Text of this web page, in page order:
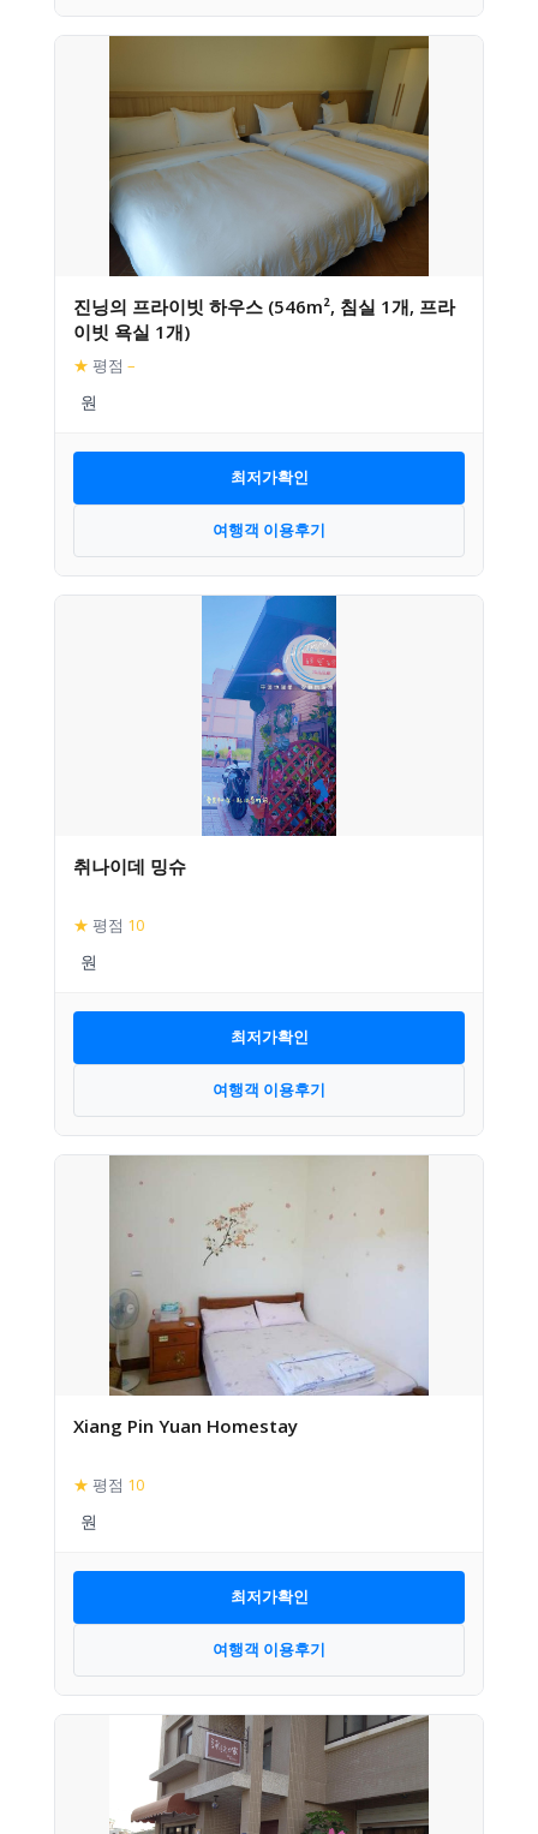
진닝의 프라이빗 하우스 (546m², 침실 1개, 프라
이빗 욕실 1개)
★ 평점 –
최저가확인
여행객 이용후기
취나이데 밍슈
★ 평점 10
최저가확인
여행객 이용후기
Xiang Pin Yuan Homestay
★ 평점 10
최저가확인
여행객 이용후기